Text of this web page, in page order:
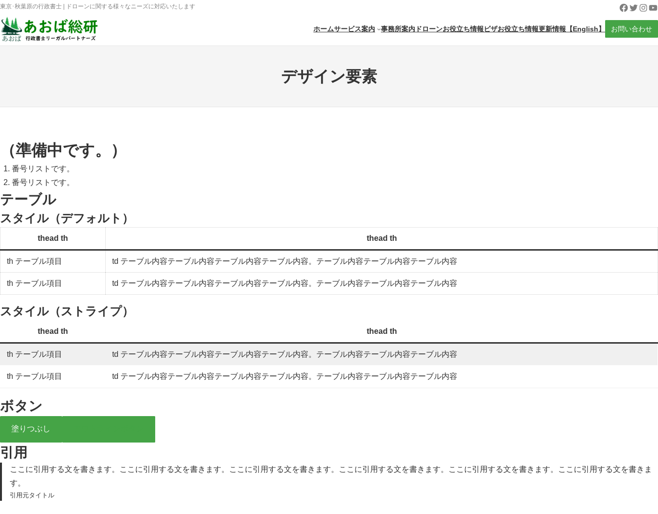
内
容
を
ス
東京･秋葉原の行政書士 | ドローンに関する様々なニーズに対応いたします Facebook
Twitter
ホームサービス案内 事務所案内 ドローンお役立ち情報ビザお役立ち情報更新情報 【English】 お問い合わせ
デザイン要素
（準備中です。）
番号リストです。
番号リストです。
テーブル
スタイル（デフォルト）
thead th thead th
th テーブル項目 td テーブル内容テーブル内容テーブル内容テーブル内容。テーブル内容テーブル内容テーブル内容
th テーブル項目 td テーブル内容テーブル内容テーブル内容テーブル内容。テーブル内容テーブル内容テーブル内容
スタイル（ストライプ）
thead th thead th
th テーブル項目 td テーブル内容テーブル内容テーブル内容テーブル内容。テーブル内容テーブル内容テーブル内容
th テーブル項目 td テーブル内容テーブル内容テーブル内容テーブル内容。テーブル内容テーブル内容テーブル内容
ボタン
塗りつぶし
引用
ここに引用する文を書きます。ここに引用する文を書きます。ここに引用する文を書きます。ここに引用する文を書きます。ここに引用する文を書きます。ここに引用する文を書きま
す。
引用元タイトル